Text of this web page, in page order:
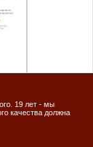
19 лет - мы
качества должна